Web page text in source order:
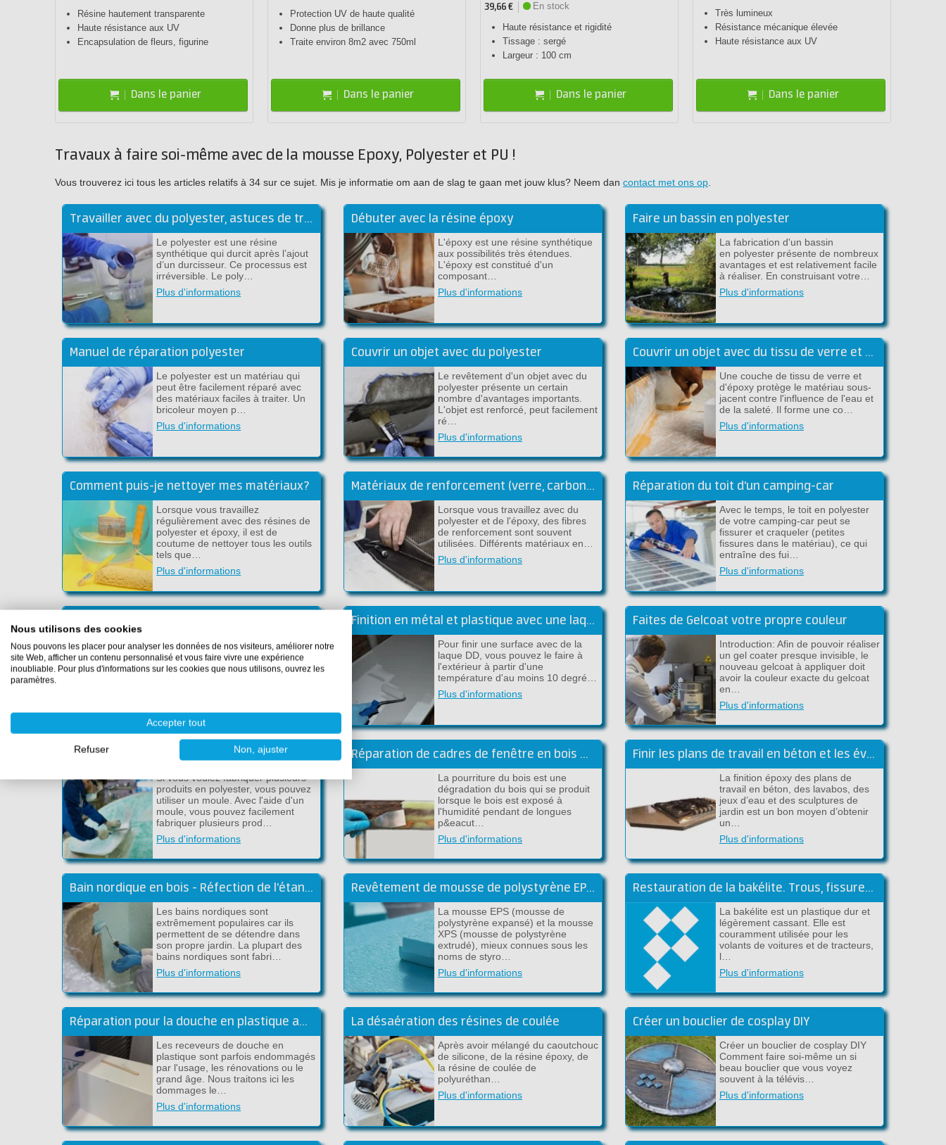
Résine hautement transparente
Haute résistance aux UV
Encapsulation de fleurs, figurine
Dans le panier
Protection UV de haute qualité
Donne plus de brillance
Traite environ 8m2 avec 750ml
Dans le panier
39,66 €
En stock
Haute résistance et rigidité
Tissage : sergé
Largeur : 100 cm
Dans le panier
Très lumineux
Résistance mécanique élevée
Haute résistance aux UV
Dans le panier
Travaux à faire soi-même avec de la mousse Epoxy, Polyester et PU !
Vous trouverez ici tous les articles relatifs à 34 sur ce sujet. Mis je informatie om aan de slag te gaan met jouw klus? Neem dan contact met ons op
Travailler avec du polyester, astuces de travail de la résine polyester
Le polyester est une résine
synthétique qui durcit après l’ajout
d’un durcisseur. Ce processus est
irréversible. Le poly…
Plus d'informations
Débuter avec la résine époxy
L'époxy est une résine synthétique
aux possibilités très étendues.
L'époxy est constitué d'un
composant…
Plus d'informations
Faire un bassin en polyester
La fabrication d'un bassin
en polyester présente de nombreux
avantages et est relativement facile
à réaliser. En construisant votre…
Plus d'informations
Manuel de réparation polyester
Le polyester est un matériau qui
peut être facilement réparé avec
des matériaux faciles à traiter. Un
bricoleur moyen p…
Plus d'informations
Couvrir un objet avec du polyester
Le revêtement d'un objet avec du
polyester présente un certain
nombre d'avantages importants.
L'objet est renforcé, peut facilement
ré…
Plus d'informations
Couvrir un objet avec du tissu de verre et de l'époxy
Une couche de tissu de verre et
d'époxy protège le matériau sous-
jacent contre l'influence de l'eau et
de la saleté. Il forme une co…
Plus d'informations
Comment puis-je nettoyer mes matériaux?
Lorsque vous travaillez
régulièrement avec des résines de
polyester et époxy, il est de
coutume de nettoyer tous les outils
tels que…
Plus d'informations
Matériaux de renforcement (verre, carbone, aramide)
Lorsque vous travaillez avec du
polyester et de l'époxy, des fibres
de renforcement sont souvent
utilisées. Différents matériaux en…
Plus d'informations
Réparation du toit d'un camping-car
Avec le temps, le toit en polyester
de votre camping-car peut se
fissurer et craqueler (petites
fissures dans le matériau), ce qui
entraîne des fui…
Plus d'informations
Faire une couche de carbone avec
de la vraie fibre de carbone n’est
pas difficile. Suivez les étapes ci-
dessous pour obtenir un résultat
Finition en métal et plastique avec une laque DD à 2 composants
Pour finir une surface avec de la
laque DD, vous pouvez le faire à
l'extérieur à partir d'une
température d'au moins 10 degré…
Plus d'informations
Faites de Gelcoat votre propre couleur
Introduction: Afin de pouvoir réaliser
un gel coater presque invisible, le
nouveau gelcoat à appliquer doit
avoir la couleur exacte du gelcoat
en…
Plus d'informations
Fabrication de moules en polyester
Si vous voulez fabriquer plusieurs
produits en polyester, vous pouvez
utiliser un moule. Avec l'aide d'un
moule, vous pouvez facilement
fabriquer plusieurs prod…
Plus d'informations
Réparation de cadres de fenêtre en bois pourri avec de l'époxy
La pourriture du bois est une
dégradation du bois qui se produit
lorsque le bois est exposé à
l'humidité pendant de longues
p&eacut…
Plus d'informations
Finir les plans de travail en béton et les éviers avec de l'époxy
La finition époxy des plans de
travail en béton, des lavabos, des
jeux d’eau et des sculptures de
jardin est un bon moyen d’obtenir
un…
Plus d'informations
Bain nordique en bois - Réfection de l'étanchéité avec du polyester ou de l'époxy
Les bains nordiques sont
extrêmement populaires car ils
permettent de se détendre dans
son propre jardin. La plupart des
bains nordiques sont fabri…
Plus d'informations
Revêtement de mousse de polystyrène EPS et XPS
La mousse EPS (mousse de
polystyrène expansé) et la mousse
XPS (mousse de polystyrène
extrudé), mieux connues sous les
noms de styro…
Plus d'informations
Restauration de la bakélite. Trous, fissures et pièces manquantes
La bakélite est un plastique dur et
légèrement cassant. Elle est
couramment utilisée pour les
volants de voitures et de tracteurs,
l…
Plus d'informations
Réparation pour la douche en plastique avec du polyester ou époxy
Les receveurs de douche en
plastique sont parfois endommagés
par l'usage, les rénovations ou le
grand âge. Nous traitons ici les
dommages le…
Plus d'informations
La désaération des résines de coulée
Après avoir mélangé du caoutchouc
de silicone, de la résine époxy, de
la résine de coulée de
polyuréthan…
Plus d'informations
Créer un bouclier de cosplay DIY
Créer un bouclier de cosplay DIY
Comment faire soi-même un si
beau bouclier que vous voyez
souvent à la télévis…
Plus d'informations
Nous utilisons des cookies
Nous pouvons les placer pour analyser les données de nos visiteurs, améliorer notre
site Web, afficher un contenu personnalisé et vous faire vivre une expérience
inoubliable. Pour plus d'informations sur les cookies que nous utilisons, ouvrez les
paramètres.
Accepter tout
Refuser Non, ajuster